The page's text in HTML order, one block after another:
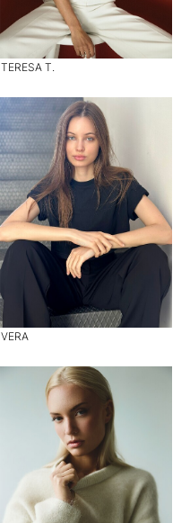
TERESA T.
VERA